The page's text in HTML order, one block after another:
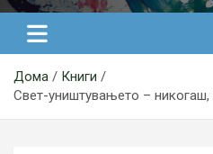
Медитација
Дома
Книги
Свет-уништувањето –